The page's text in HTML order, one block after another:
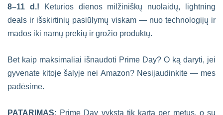
8–11 d.! Keturios dienos milžiniškų nuolaidų, lightning
deals ir išskirtinių pasiūlymų viskam — nuo technologijų ir
mados iki namų prekių ir grožio produktų.
Bet kaip maksimaliai išnaudoti Prime Day? O ką daryti, jei
gyvenate kitoje šalyje nei Amazon? Nesijaudinkite — mes
padėsime.
PATARIMAS: Prime Day vyksta tik kartą per metus, o su